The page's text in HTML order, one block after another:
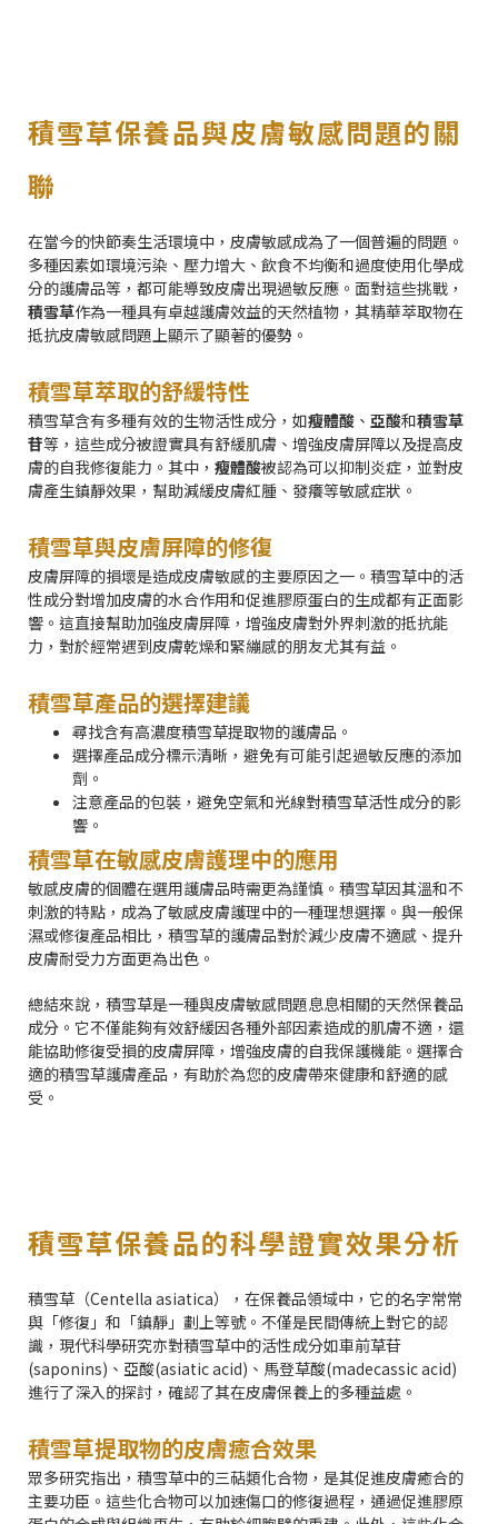
積雪草保養品與皮膚敏感問題的關
聯
在當今的快節奏生活環境中，皮膚敏感成為了一個普遍的問題。
多種因素如環境污染、壓力增大、飲食不均衡和過度使用化學成
分的護膚品等，都可能導致皮膚出現過敏反應。面對這些挑戰，
積雪草作為一種具有卓越護膚效益的天然植物，其精華萃取物在
抵抗皮膚敏感問題上顯示了顯著的優勢。
積雪草萃取的舒緩特性
積雪草含有多種有效的生物活性成分，如瘦體酸 、 亞酸和積雪草
苷等，這些成分被證實具有舒緩肌膚、增強皮膚屏障以及提高皮
膚的自我修復能力。其中， 瘦體酸被認為可以抑制炎症，並對皮
膚產生鎮靜效果，幫助減緩皮膚紅腫、發癢等敏感症狀。
積雪草與皮膚屏障的修復
皮膚屏障的損壞是造成皮膚敏感的主要原因之一。積雪草中的活
性成分對增加皮膚的水合作用和促進膠原蛋白的生成都有正面影
響。這直接幫助加強皮膚屏障，增強皮膚對外界刺激的抵抗能
力，對於經常遇到皮膚乾燥和緊繃感的朋友尤其有益。
積雪草產品的選擇建議
尋找含有高濃度積雪草提取物的護膚品。
選擇產品成分標示清晰，避免有可能引起過敏反應的添加
劑。
注意產品的包裝，避免空氣和光線對積雪草活性成分的影
響。
積雪草在敏感皮膚護理中的應用
敏感皮膚的個體在選用護膚品時需更為謹慎。積雪草因其溫和不
刺激的特點，成為了敏感皮膚護理中的一種理想選擇。與一般保
濕或修復產品相比，積雪草的護膚品對於減少皮膚不適感、提升
皮膚耐受力方面更為出色。
總結來說，積雪草是一種與皮膚敏感問題息息相關的天然保養品
成分。它不僅能夠有效舒緩因各種外部因素造成的肌膚不適，還
能協助修復受損的皮膚屏障，增強皮膚的自我保護機能。選擇合
適的積雪草護膚產品，有助於為您的皮膚帶來健康和舒適的感
受。
積雪草保養品的科學證實效果分析
積雪草（Centella asiatica），在保養品領域中，它的名字常常
與「修復」和「鎮靜」劃上等號。不僅是民間傳統上對它的認
識，現代科學研究亦對積雪草中的活性成分如車前草苷
(saponins)、亞酸(asiatic acid)、馬登草酸(madecassic acid)
進行了深入的探討，確認了其在皮膚保養上的多種益處。
積雪草提取物的皮膚癒合效果
眾多研究指出，積雪草中的三萜類化合物，是其促進皮膚癒合的
主要功臣。這些化合物可以加速傷口的修復過程，通過促進膠原